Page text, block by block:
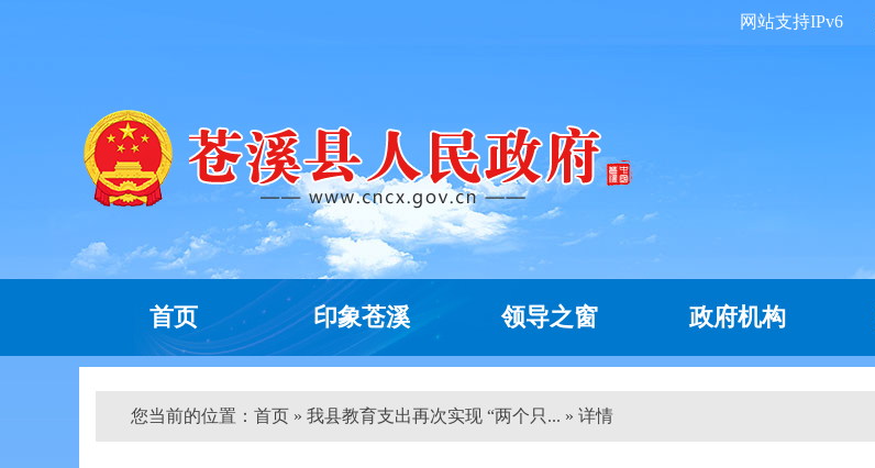
网站支持IPv6
首页 印象苍溪 领导之窗 政府机构
您当前的位置： 首页 » 我县教育支出再次实现 “两个只... » 详情